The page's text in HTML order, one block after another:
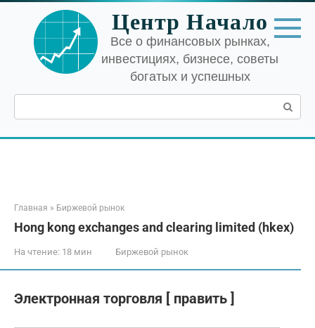
Перейти
контенту
Центр Начало
Все о финансовых рынках,
инвестициях, бизнесе, советы
богатых и успешных
Поиск:
Главная » Биржевой рынок
Hong kong exchanges and clearing limited (hkex)
На чтение: 18 мин Биржевой рынок
Электронная торговля [ править ]